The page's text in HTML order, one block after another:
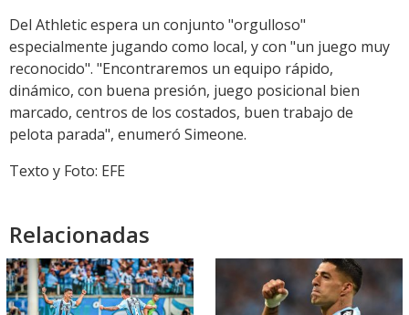
Del Athletic espera un conjunto "orgulloso"
especialmente jugando como local, y con "un juego muy
reconocido". "Encontraremos un equipo rápido,
dinámico, con buena presión, juego posicional bien
marcado, centros de los costados, buen trabajo de
pelota parada", enumeró Simeone.
Texto y Foto: EFE
Relacionadas